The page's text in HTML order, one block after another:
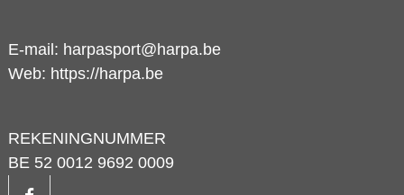
E-mail: harpasport@harpa.be
Web: https://harpa.be
REKENINGNUMMER
BE 52 0012 9692 0009